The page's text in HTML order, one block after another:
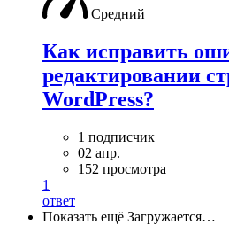
Средний
Как исправить
редактировании
WordPress?
1 подписчик
02 апр.
152 просмотра
1
ответ
Показать ещё Загружается…